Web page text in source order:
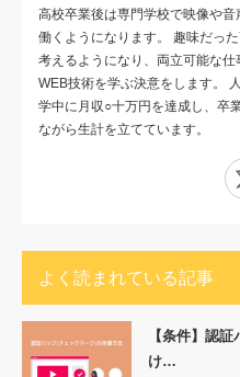
高校卒業後は専門学校で映像や
働くようになります。 趣味だっ
考えるようになり、両立可能な
WEB技術を学ぶ決意をします。
学中に月収○十万円を達成し、卒
ながら生計を立てています。
よく読まれている記事
【条件】認
け…